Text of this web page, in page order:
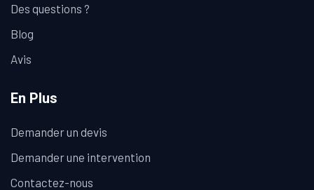
Des questions ?
Blog
Avis
En Plus
Demander un devis
Demander une intervention
Contactez-nous